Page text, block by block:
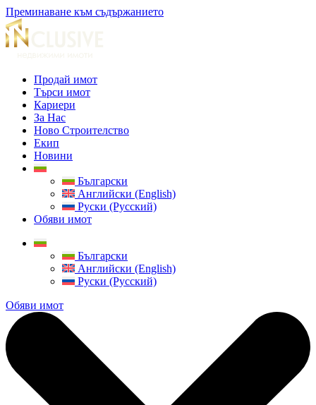
Преминаване към съдържанието
Продай имот
Търси имот
Кариери
За Нас
Ново Строителство
Екип
Новини
Български
Английски (English)
Руски (Русский)
Обяви имот
Български
Английски (English)
Руски (Русский)
Обяви имот